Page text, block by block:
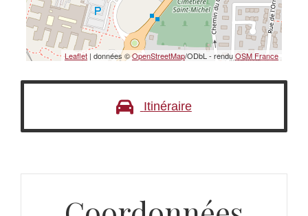
Leaflet | données ©OpenStreetMap/ODbL - renduOSM France
Itinéraire